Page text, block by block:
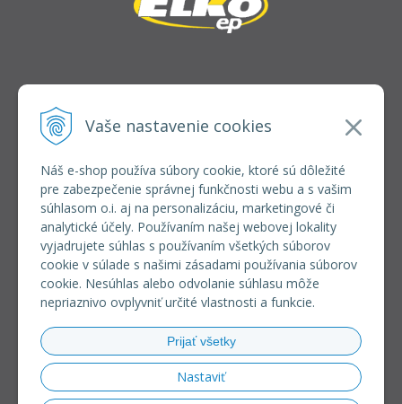
Vaše nastavenie cookies
Náš e-shop používa súbory cookie, ktoré sú dôležité
pre zabezpečenie správnej funkčnosti webu a s vašim
súhlasom o.i. aj na personalizáciu, marketingové či
analytické účely. Používaním našej webovej lokality
vyjadrujete súhlas s používaním všetkých súborov
cookie v súlade s našimi zásadami používania súborov
cookie. Nesúhlas alebo odvolanie súhlasu môže
nepriaznivo ovplyvniť určité vlastnosti a funkcie.
Prijať všetky
Nastaviť
INFOLINKA
+421 37 6586 731
VŠETKO O NÁKUPE
REGISTRÁCIA VEĽKOOBCHOD
Formulár na odsúpenie od zmluvy
Doprava a platba
Všeobecné obchodné podmienky
Reklamačný poriadok
Používanie súborov cookies
Riešenie sporov online (RSO)